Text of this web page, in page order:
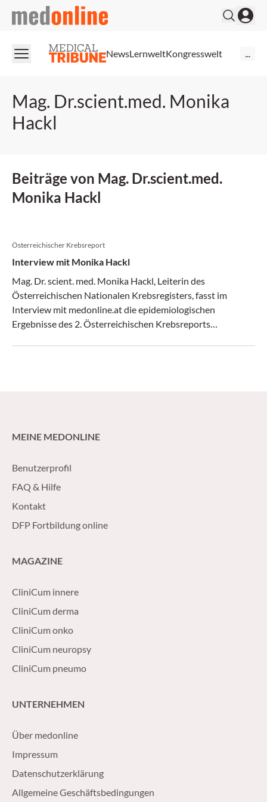
medonline
NewsLernweltKongresswelt
Mag. Dr.scient.med. Monika
Hackl
Beiträge von Mag. Dr.scient.med.
Monika Hackl
Österreichischer Krebsreport
Interview mit Monika Hackl
Mag. Dr. scient. med. Monika Hackl, Leiterin des
Österreichischen Nationalen Krebsregisters, fasst im
Interview mit medonline.at die epidemiologischen
Ergebnisse des 2. Österreichischen Krebsreports
MEINE MEDONLINE
Benutzerprofil
FAQ & Hilfe
Kontakt
DFP Fortbildung online
MAGAZINE
CliniCum innere
CliniCum derma
CliniCum onko
CliniCum neuropsy
CliniCum pneumo
UNTERNEHMEN
Über medonline
Impressum
Datenschutzerklärung
Allgemeine Geschäftsbedingungen